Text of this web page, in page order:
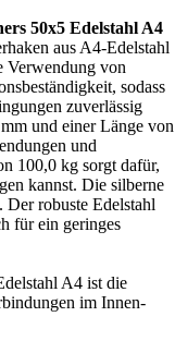
50x5 Edelstahl A4
aus A4-Edelstahl
Verwendung von
sodass
zuverlässig
und einer Länge von
und
100,0 kg sorgt dafür,
kannst. Die silberne
robuste Edelstahl
für ein geringes
A4 ist die
im Innen-